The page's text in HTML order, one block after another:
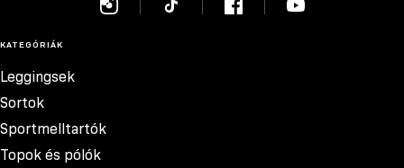
KATEGÓRIÁK
Leggingsek
Sortok
Sportmelltartók
Topok és pólók